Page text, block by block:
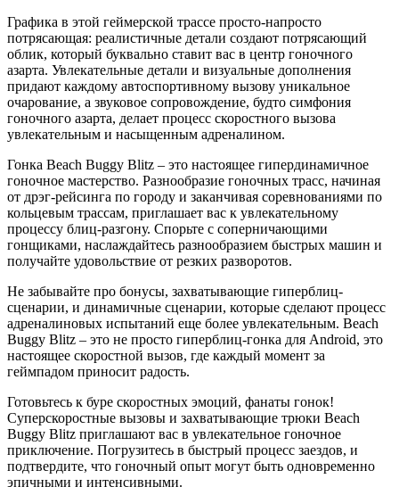
Графика в этой геймерской трассе просто-напросто
потрясающая: реалистичные детали создают потрясающий
облик, который буквально ставит вас в центр гоночного
азарта. Увлекательные детали и визуальные дополнения
придают каждому автоспортивному вызову уникальное
очарование, а звуковое сопровождение, будто симфония
гоночного азарта, делает процесс скоростного вызова
увлекательным и насыщенным адреналином.
Гонка Beach Buggy Blitz – это настоящее гипердинамичное
гоночное мастерство. Разнообразие гоночных трасс, начиная
от дрэг-рейсинга по городу и заканчивая соревнованиями по
кольцевым трассам, приглашает вас к увлекательному
процессу блиц-разгону. Спорьте с соперничающими
гонщиками, наслаждайтесь разнообразием быстрых машин и
получайте удовольствие от резких разворотов.
Не забывайте про бонусы, захватывающие гиперблиц-
сценарии, и динамичные сценарии, которые сделают процесс
адреналиновых испытаний еще более увлекательным. Beach
Buggy Blitz – это не просто гиперблиц-гонка для Android, это
настоящее скоростной вызов, где каждый момент за
геймпадом приносит радость.
Готовьтесь к буре скоростных эмоций, фанаты гонок!
Суперскоростные вызовы и захватывающие трюки Beach
Buggy Blitz приглашают вас в увлекательное гоночное
приключение. Погрузитесь в быстрый процесс заездов, и
подтвердите, что гоночный опыт могут быть одновременно
эпичными и интенсивными.